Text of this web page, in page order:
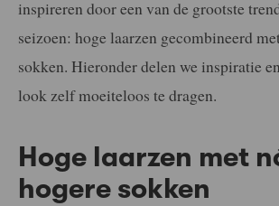
inspireren door een van de grootste
seizoen: hoge laarzen gecombineerd
sokken. Hieronder delen we inspiratie
look zelf moeiteloos te dragen.
Hoge laarzen met
hogere sokken